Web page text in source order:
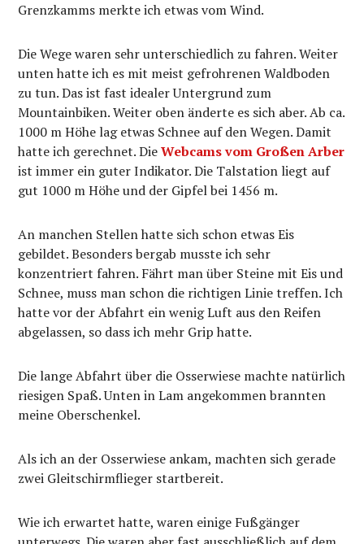
Grenzkamms merkte ich etwas vom Wind.
Die Wege waren sehr unterschiedlich zu fahren. Weiter
unten hatte ich es mit meist gefrohrenen Waldboden
zu tun. Das ist fast idealer Untergrund zum
Mountainbiken. Weiter oben änderte es sich aber. Ab ca.
1000 m Höhe lag etwas Schnee auf den Wegen. Damit
hatte ich gerechnet. DieWebcams vom Großen Arber
ist immer ein guter Indikator. Die Talstation liegt auf
gut 1000 m Höhe und der Gipfel bei 1456 m.
An manchen Stellen hatte sich schon etwas Eis
gebildet. Besonders bergab musste ich sehr
konzentriert fahren. Fährt man über Steine mit Eis und
Schnee, muss man schon die richtigen Linie treffen. Ich
hatte vor der Abfahrt ein wenig Luft aus den Reifen
abgelassen, so dass ich mehr Grip hatte.
Die lange Abfahrt über die Osserwiese machte natürlich
riesigen Spaß. Unten in Lam angekommen brannten
meine Oberschenkel.
Als ich an der Osserwiese ankam, machten sich gerade
zwei Gleitschirmflieger startbereit.
Wie ich erwartet hatte, waren einige Fußgänger